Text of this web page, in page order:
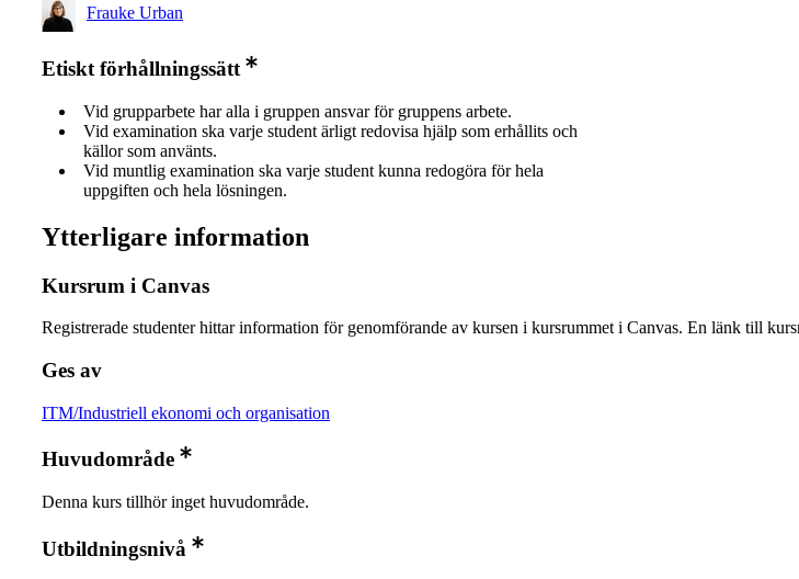
Frauke Urban
Etiskt förhållningssätt
Vid grupparbete har alla i gruppen ansvar för gruppens arbete.
Vid examination ska varje student ärligt redovisa hjälp som erhållits och
källor som använts.
Vid muntlig examination ska varje student kunna redogöra för hela
uppgiften och hela lösningen.
Ytterligare information
Kursrum i Canvas
Registrerade studenter hittar information för genomförande av kursen i kursrummet i Canvas. En länk till
Ges av
ITM/Industriell ekonomi och organisation
Huvudområde
Denna kurs tillhör inget huvudområde.
Utbildningsnivå